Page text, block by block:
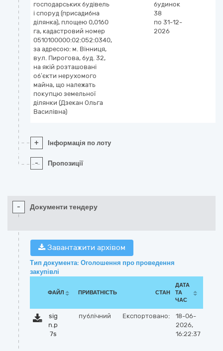
господарських будівель
і споруд (присадибна
ділянка), площею 0,0160
га, кадастровий номер
0510100000:02:052:0340,
за адресою: м. Вінниця,
вул. Пирогова, буд. 32,
на якій розташовані
об’єкти нерухомого
майна, що належать
покупцю земельної
ділянки (Дзекан Ольга
Василівна)
будинок
38
по 31-12-
2026
+ Інформація по лоту
- Пропозиції
- Документи тендеру
Завантажити архівом
Тип документа: Оголошення про проведення
закупівлі
ФАЙЛ ПРИВАТНІСТЬ СТАН
ДАТА
ТА
ЧАС
sig
n.p
7s
публічний Експортовано:
18-06-
2026,
16:22:37